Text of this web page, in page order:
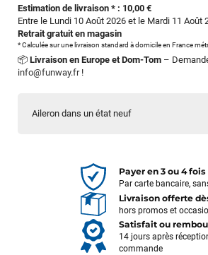
Aileron dans un état neuf
Estimation de livraison * : 10,00 €
Entre le Lundi 10 Août 2026 et le Mardi 11 Août
Retrait gratuit en magasin
* Calculée sur une livraison standard à domicile en France
📦 Livraison en Europe et Dom-Tom –
info@funway.fr!
Payer en 3 ou 4 fois
Par carte bancaire,
Livraison offerte
hors promos et
Satisfait ou
14 jours après
commande